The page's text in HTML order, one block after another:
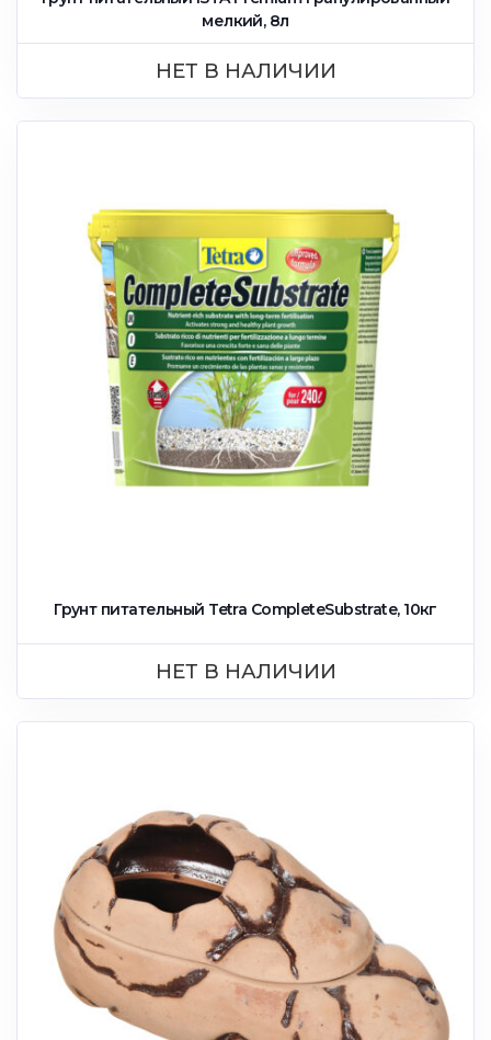
мелкий, 8л
НЕТ В НАЛИЧИИ
Грунт питательный Tetra CompleteSubstrate, 10кг
НЕТ В НАЛИЧИИ